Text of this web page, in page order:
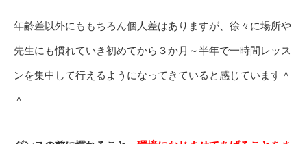
年齢差以外にももちろん個人差はありますが、徐々に場所や
先生にも慣れていき初めてから３か月～半年で一時間レッス
ンを集中して行えるようになってきていると感じています＾
＾